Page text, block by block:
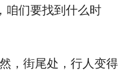
咱们要找到什么时
街尾处，行人变得